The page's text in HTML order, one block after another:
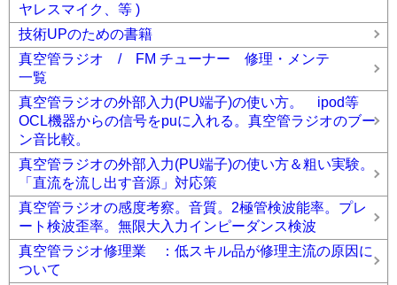
ヤレスマイク、等 )
技術UPのための書籍
真空管ラジオ / FM チューナー 修理・メンテ
一覧
真空管ラジオの外部入力(PU端子)の使い方。 ipod等
OCL機器からの信号をpuに入れる。真空管ラジオのブー
ン音比較。
真空管ラジオの外部入力(PU端子)の使い方＆粗い実験。
「直流を流し出す音源」対応策
真空管ラジオの感度考察。音質。2極管検波能率。プレ
ート検波歪率。無限大入力インピーダンス検波
真空管ラジオ修理業 ：低スキル品が修理主流の原因に
ついて